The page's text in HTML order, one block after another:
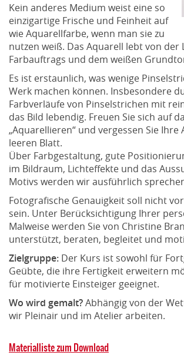
Kein anderes Medium weist eine so
einzigartige Frische und Feinheit auf
wie Aquarellfarbe, wenn man sie zu
nutzen weiß. Das Aquarell lebt von der
Farbauftrags und dem weißen
Es ist erstaunlich, was wenige
Werk machen können. Insbesondere
Farbverläufe von Pinselstrichen mit
das Bild lebendig. Freuen Sie sich auf
„Aquarellieren“ und vergessen Sie Ihre
leeren Blatt.
Über Farbgestaltung, gute
im Bildraum, Lichteffekte und das
Motivs werden wir ausführlich
Fotografische Genauigkeit soll nicht
sein. Unter Berücksichtigung Ihrer
Malweise werden Sie von Christine
unterstützt, beraten, begleitet und
Zielgruppe: Der Kurs ist sowohl für
Geübte, die ihre Fertigkeit erweitern
für motivierte Einsteiger geeignet.
Wo wird gemalt?Abhängig von der
wir Pleinair und im Atelier arbeiten.
Materialliste zum Download